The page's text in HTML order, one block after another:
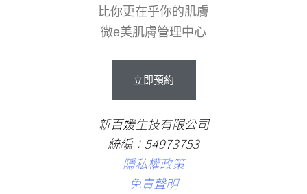
比你更在乎你的肌膚
微e美肌膚管理中心
立即預約
新百媛生技有限公司
統編：54973753
隱私權政策
免責聲明